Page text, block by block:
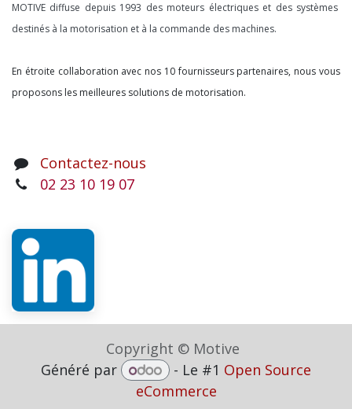
MOTIVE diffuse depuis 1993 des moteurs électriques et des systèmes
destinés à la motorisation et à la commande des machines.
En étroite collaboration avec nos 10 fournisseurs partenaires, nous vous
proposons les meilleures solutions de motorisation.
Contactez-nous
02 23 10 19 07
Copyright © Motive
Généré par
- Le #1 Open Source
eCommerce